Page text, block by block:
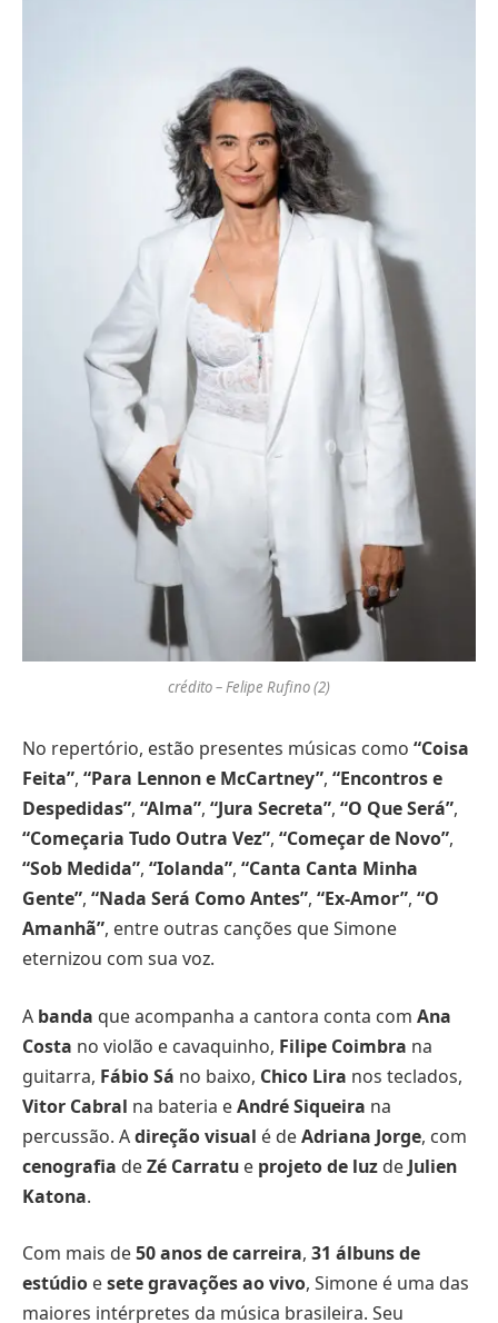
crédito – Felipe Rufino (2)
No repertório, estão presentes músicas como “Coisa
Feita”, “Para Lennon e McCartney”, “Encontros e
Despedidas”, “Alma”, “Jura Secreta”, “O Que Será”,
“Começaria Tudo Outra Vez”, “Começar de Novo”,
“Sob Medida”, “Iolanda”, “Canta Canta Minha
Gente”, “Nada Será Como Antes”, “Ex-Amor”, “O
Amanhã”, entre outras canções que Simone
eternizou com sua voz.
A banda que acompanha a cantora conta com Ana
Costa no violão e cavaquinho, Filipe Coimbra na
guitarra, Fábio Sá no baixo, Chico Lira nos teclados,
Vitor Cabral na bateria eAndré Siqueira na
percussão. Adireção visual é deAdriana Jorge, com
cenografia deZé Carratu e projeto de luz de Julien
Katona.
Com mais de50 anos de carreira, 31 álbuns de
estúdio esete gravações ao vivo, Simone é uma das
maiores intérpretes da música brasileira. Seu